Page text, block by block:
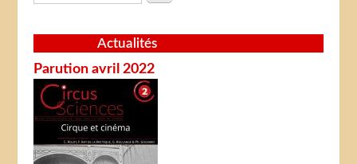
Actualités
Parution avril 2022